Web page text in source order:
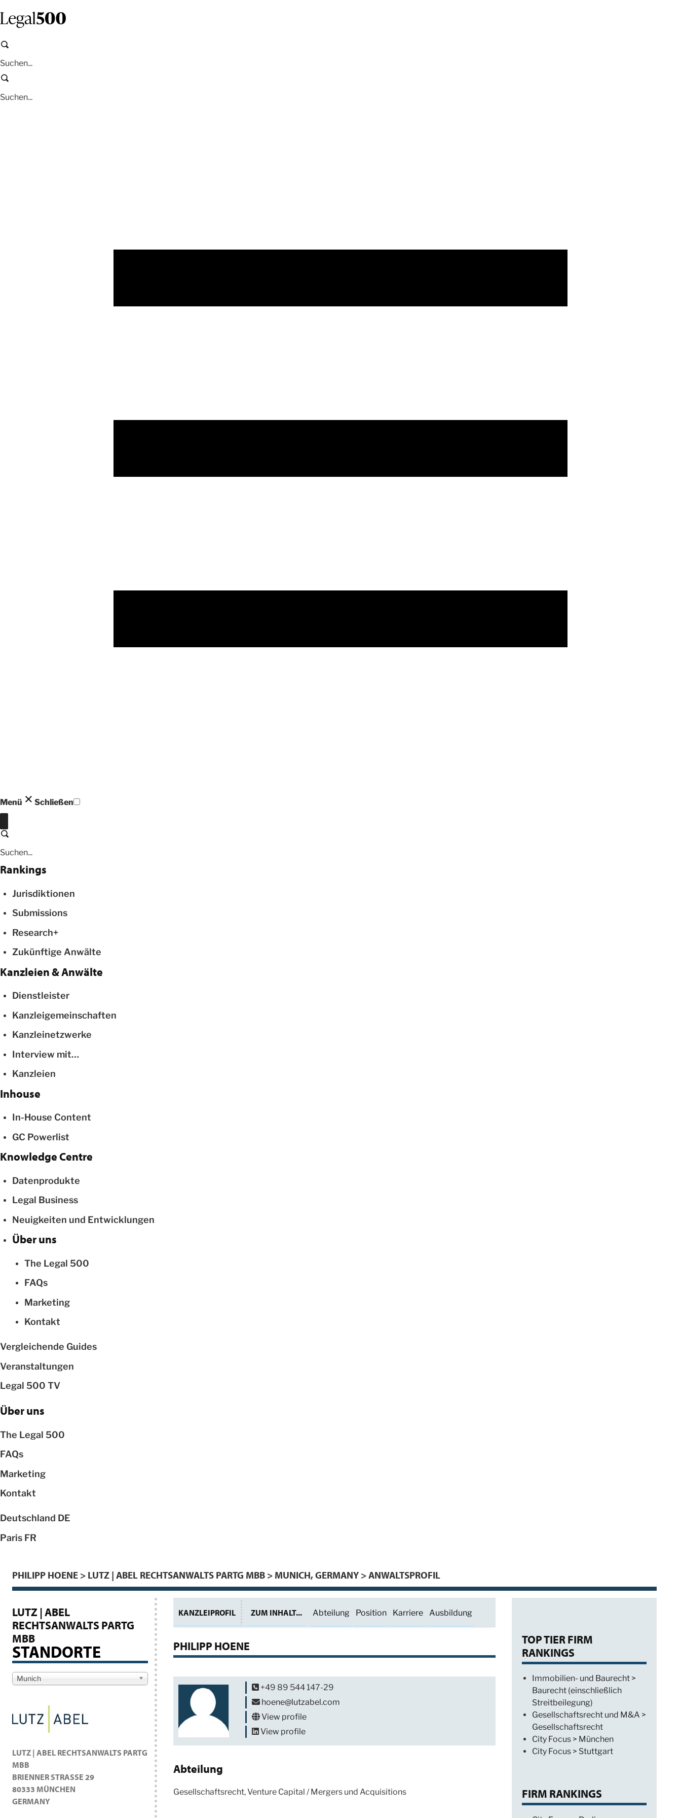
Inhalt
springen
Suchen
Suchen
Menü Schließen
Schließen
Suchen
Rankings
Jurisdiktionen
Submissions
Research+
Zukünftige Anwälte
Kanzleien & Anwälte
Dienstleister
Kanzleigemeinschaften
Kanzleinetzwerke
Interview mit…
Kanzleien
Inhouse
In-House Content
GC Powerlist
Knowledge Centre
Datenprodukte
Legal Business
Neuigkeiten und Entwicklungen
Über uns
The Legal 500
FAQs
Marketing
Kontakt
Vergleichende Guides
Veranstaltungen
Legal 500 TV
Über uns
The Legal 500
FAQs
Marketing
Kontakt
Deutschland DE
Paris FR
PHILIPP HOENE > LUTZ | ABEL RECHTSANWALTS PARTG MBB > MUNICH, GERMANY > ANWALTSPROFIL
LUTZ | ABEL
RECHTSANWALTS PARTG
MBB
STANDORTE
Munich
LUTZ | ABEL RECHTSANWALTS PARTG
MBB
BRIENNER STRASSE 29
80333 MÜNCHEN
GERMANY
KANZLEIPROFIL ZUM INHALT... Abteilung Position Karriere Ausbildung
PHILIPP HOENE
+49 89 544 147-29
hoene@lutzabel.com
View profile
View profile
Abteilung
Gesellschaftsrecht, Venture Capital / Mergers und Acquisitions
TOP TIER FIRM
RANKINGS
Immobilien- und Baurecht >
Baurecht (einschließlich
Streitbeilegung)
Gesellschaftsrecht und M&A >
Gesellschaftsrecht
City Focus > München
City Focus > Stuttgart
FIRM RANKINGS